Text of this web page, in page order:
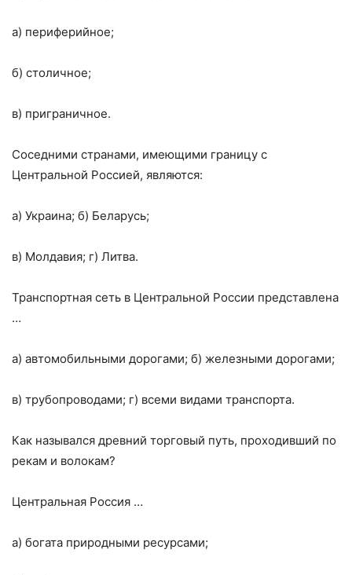
а) периферийное;
б) столичное;
в) приграничное.
Соседними странами, имеющими границу с
Центральной Россией, являются:
а) Украина; б) Беларусь;
в) Молдавия; г) Литва.
Транспортная сеть в Центральной России представлена
…
а) автомобильными дорогами; б) железными дорогами;
в) трубопроводами; г) всеми видами транспорта.
Как назывался древний торговый путь, проходивший по
рекам и волокам?
Центральная Россия …
а) богата природными ресурсами;